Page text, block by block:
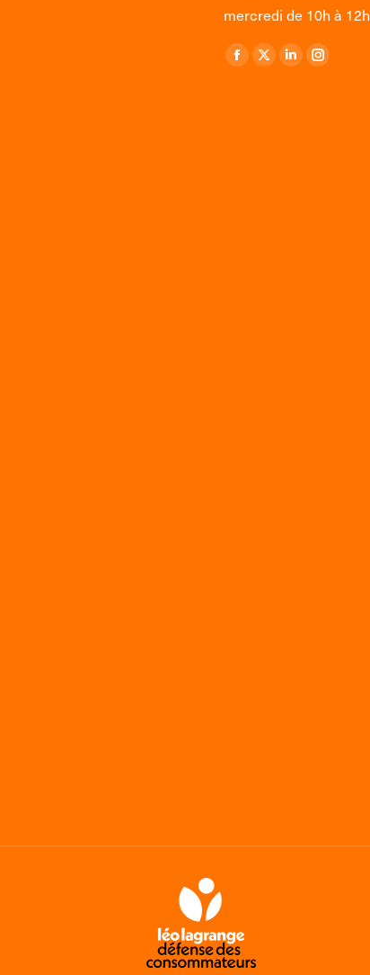
mercredi de 10h à 12h
Retrouvez-nous sur :
La
La
La
La